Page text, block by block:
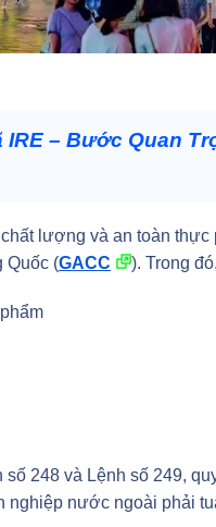
– Bước Quan
lượng và an toàn
Quốc (GACC ). Trong
248 và Lệnh số 249,
nước ngoài phải